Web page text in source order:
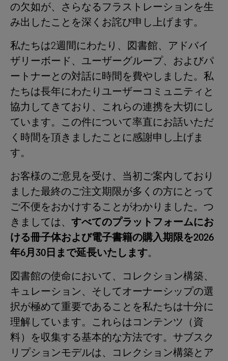
の欠如が、さらなるフラストレーションを生
み出したことを深くお詫び申し上げます。
私たちは2週間にわたり、図書館、アドバイ
ザリーボード、ユーザーグループ、およびパ
ートナーとの対話に時間を費やしました。私
たちは長年にわたりユーザーコミュニティと
協力してきており、これらの連携を大切にし
ています。この件について率直にお話いただ
く時間を頂きましたことに感謝申し上げま
す。
お客様のご意見を受け、当初ご案内しており
ました最終のご注文期限が多くの方にとって
ご不便をおかけすることがわかりました。つ
きましては、 すべてのプラットフォームにお
ける冊子体および電子書籍の購入期限を2026
年6月30日まで延長いたします。
図書館の使命において、コレクション構築、
キュレーション、そしてオーナーシップの選
択が極めて重要であることを私たちは十分に
理解しています。これらはコンテンツ（資
料）を収集する基本的な方法です。サブスク
リプションモデルは、コレクション構築とア